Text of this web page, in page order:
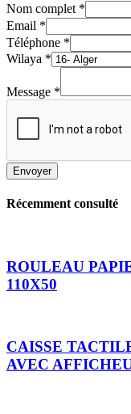
Nom complet *
Email *
Téléphone *
Wilaya *
Message *
Envoyer
Récemment consulté
ROULEAU
110X50
CAISSE
AVEC